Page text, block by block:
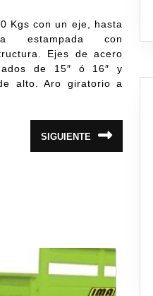
Kgs con un eje, hasta
con
Ejes de acero
de 15″ ó 16″ y
alto. Aro giratorio a
SIGUIENTE
entrada: